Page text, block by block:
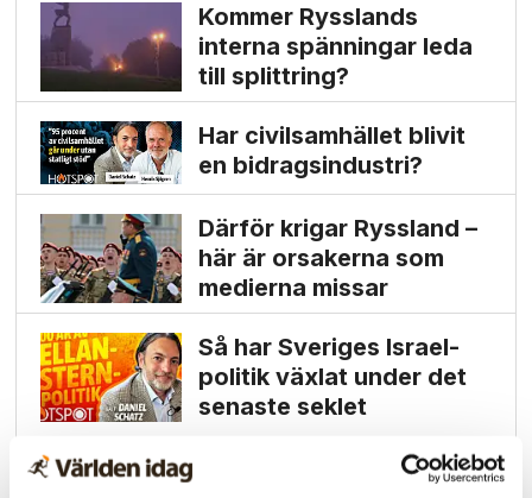
Kommer Rysslands
interna spänningar leda
till splittring?
Har civilsamhället blivit
en bidrags­industri?
Därför krigar Ryssland –
här är orsakerna som
medierna missar
Så har Sveriges Israel­
politik växlat under det
senaste seklet